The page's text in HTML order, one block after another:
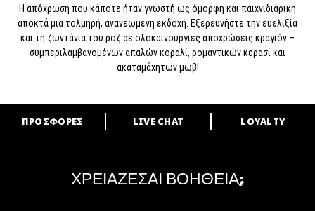
Η απόχρωση που κάποτε ήταν γνωστή ως όμορφη και παιχνιδιάρικη
αποκτά μια τολμηρή, ανανεωμένη εκδοχή. Εξερευνήστε την ευελιξία
και τη ζωντάνια του ροζ σε ολοκαίνουργιες αποχρώσεις κραγιόν –
συμπεριλαμβανομένων απαλών κοραλί, ρομαντικών κερασί και
ακαταμάχητων μωβ!
ARE YOU A M·A·C LOVER?
ΠΡΟΣΦΟΡΕΣ LIVE CHAT LOYALTY
ΧΡΕΙΑΖΕΣΑΙ ΒΟΗΘΕΙΑ;